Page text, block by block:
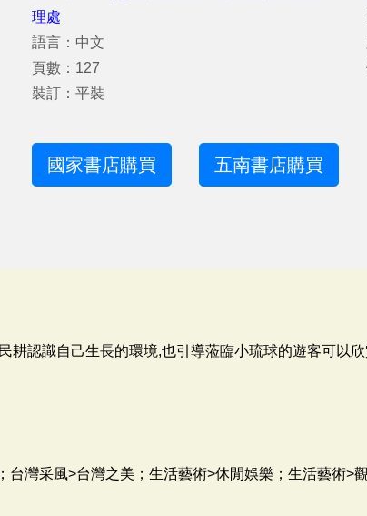
理處
語言：中文
頁數：127
裝訂：平裝
國家書店購買 五南書店購買
耕認識自己生長的環境,也引導蒞臨小琉球的遊客可以
台灣采風>台灣之美；生活藝術>休閒娛樂；生活藝術>